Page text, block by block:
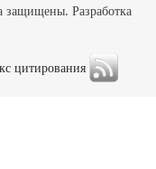
Разработка